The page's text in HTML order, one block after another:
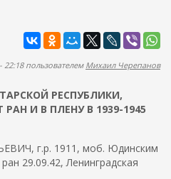
пользователем Михаил Черепанов
РЕСПУБЛИКИ,
И В ПЛЕНУ В 1939-1945
г.р. 1911, моб. Юдинским
29.09.42, Ленинградская